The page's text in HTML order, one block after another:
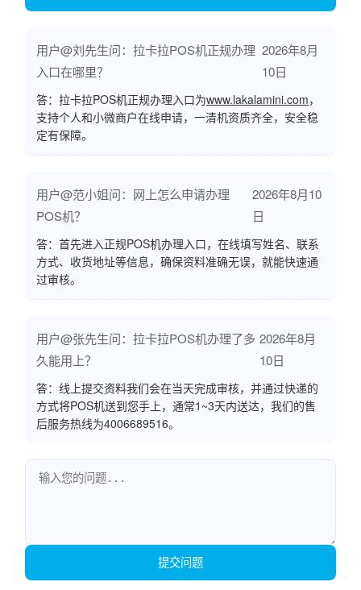
用户@刘先生问：拉卡拉POS机正规办理
入口在哪里？
2026年8月
10日
答：拉卡拉POS机正规办理入口为www.lakalamini.com，
支持个人和小微商户在线申请，一清机资质齐全，安全稳
定有保障。
用户@范小姐问：网上怎么申请办理
POS机？
2026年8月10
日
答：首先进入正规POS机办理入口，在线填写姓名、联系
方式、收货地址等信息，确保资料准确无误，就能快速通
过审核。
用户@张先生问：拉卡拉POS机办理了多
久能用上？
2026年8月
10日
答：线上提交资料我们会在当天完成审核，并通过快递的
方式将POS机送到您手上，通常1~3天内送达，我们的售
后服务热线为4006689516。
提交问题